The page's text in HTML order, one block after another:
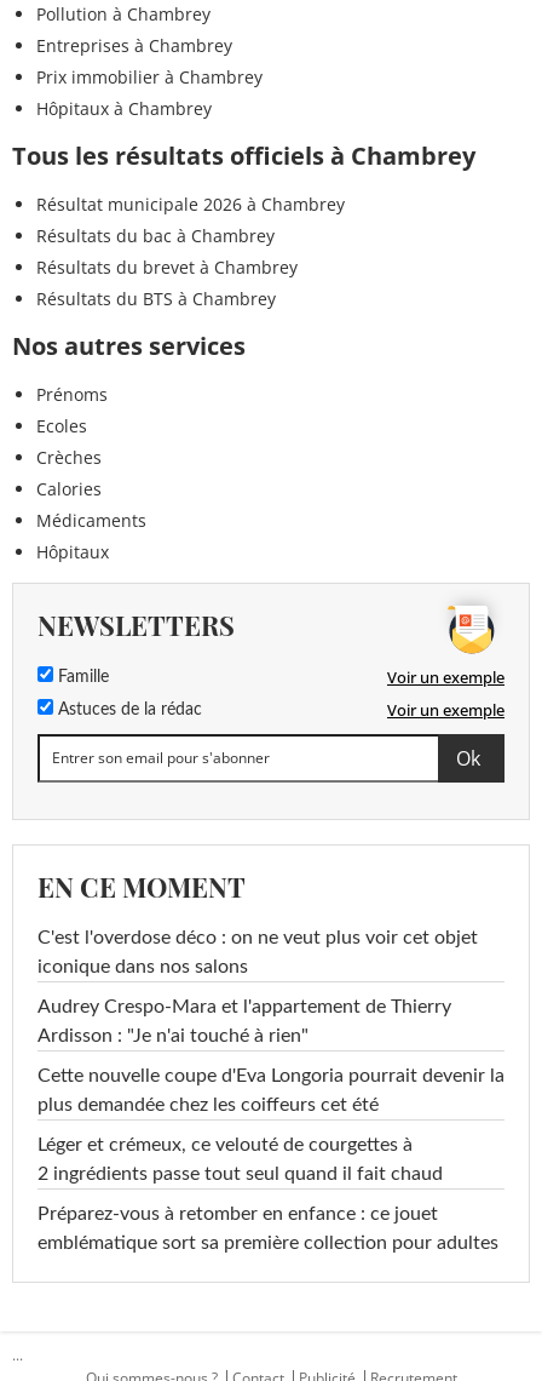
Pollution à Chambrey
Entreprises à Chambrey
Prix immobilier à Chambrey
Hôpitaux à Chambrey
Tous les résultats officiels à Chambrey
Résultat municipale 2026 à Chambrey
Résultats du bac à Chambrey
Résultats du brevet à Chambrey
Résultats du BTS à Chambrey
Nos autres services
Prénoms
Ecoles
Crèches
Calories
Médicaments
Hôpitaux
NEWSLETTERS
Famille Voir un exemple
Astuces de la rédac Voir un exemple
EN CE MOMENT
C'est l'overdose déco : on ne veut plus voir cet objet
iconique dans nos salons
Audrey Crespo-Mara et l'appartement de Thierry
Ardisson : "Je n'ai touché à rien"
Cette nouvelle coupe d'Eva Longoria pourrait devenir la
plus demandée chez les coiffeurs cet été
Léger et crémeux, ce velouté de courgettes à
2 ingrédients passe tout seul quand il fait chaud
Préparez-vous à retomber en enfance : ce jouet
emblématique sort sa première collection pour adultes
...